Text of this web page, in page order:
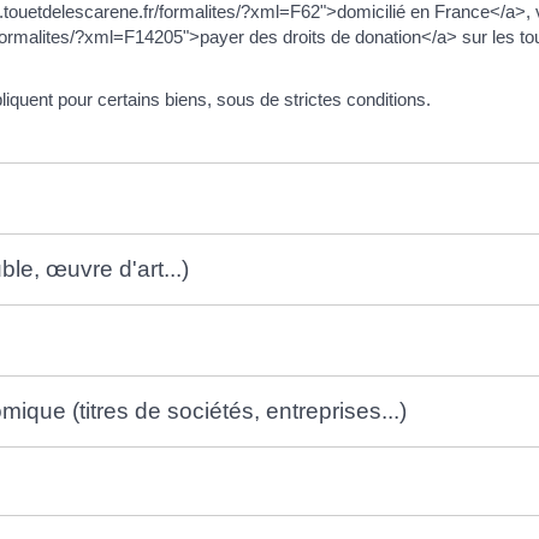
formalites/?xml=F62">domicilié en France</a>,
?xml=F14205">payer des droits de donation</a> sur les
pour certains biens, sous de strictes conditions.
œuvre d'art...)
(titres de sociétés, entreprises...)